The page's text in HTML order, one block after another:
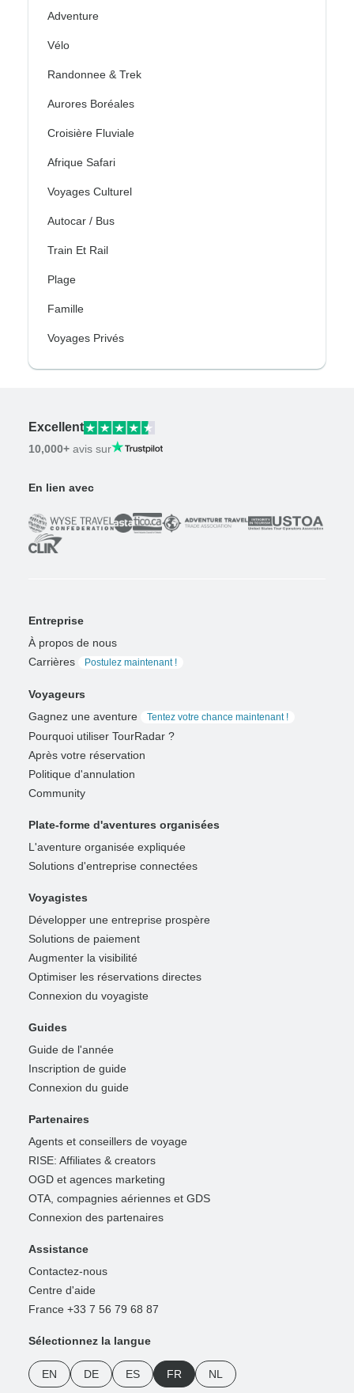
Adventure
Vélo
Randonnee & Trek
Aurores Boréales
Croisière Fluviale
Afrique Safari
Voyages Culturel
Autocar / Bus
Train Et Rail
Plage
Famille
Voyages Privés
Excellent
10,000+ avis sur
En lien avec
Entreprise
À propos de nous
Carrières
Postulez maintenant !
Voyageurs
Gagnez une aventure
Tentez votre chance maintenant !
Pourquoi utiliser TourRadar ?
Après votre réservation
Politique d'annulation
Community
Plate-forme d'aventures organisées
L'aventure organisée expliquée
Solutions d'entreprise connectées
Voyagistes
Développer une entreprise prospère
Solutions de paiement
Augmenter la visibilité
Optimiser les réservations directes
Connexion du voyagiste
Guides
Guide de l'année
Inscription de guide
Connexion du guide
Partenaires
Agents et conseillers de voyage
RISE: Affiliates & creators
OGD et agences marketing
OTA, compagnies aériennes et GDS
Connexion des partenaires
Assistance
Contactez-nous
Centre d'aide
France +33 7 56 79 68 87
Sélectionnez la langue
EN DE ES FR NL